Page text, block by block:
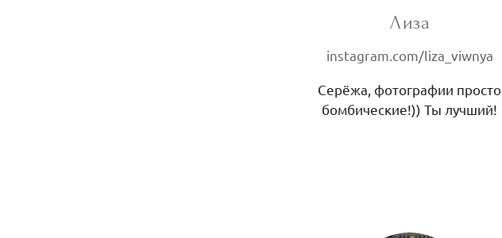
Лиза
instagram.com/liza_viwnya
Серёжа, фотографии просто
бомбические!)) Ты лучший!